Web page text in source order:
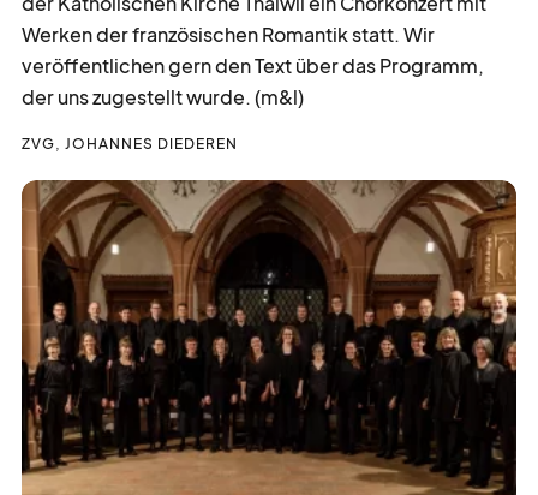
Werken der französischen Romantik statt. Wir
veröffentlichen gern den Text über das Programm,
der uns zugestellt wurde. (m&l)
ZVG, JOHANNES DIEDEREN